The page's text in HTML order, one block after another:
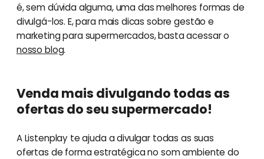
é, sem dúvida alguma, uma das melhores formas de
divulgá-los. E, para mais dicas sobre gestão e
marketing para supermercados, basta acessar o
nosso blog.
Venda mais divulgando todas as
ofertas do seu supermercado!
A Listenplay te ajuda a divulgar todas as suas
ofertas de forma estratégica no som ambiente do